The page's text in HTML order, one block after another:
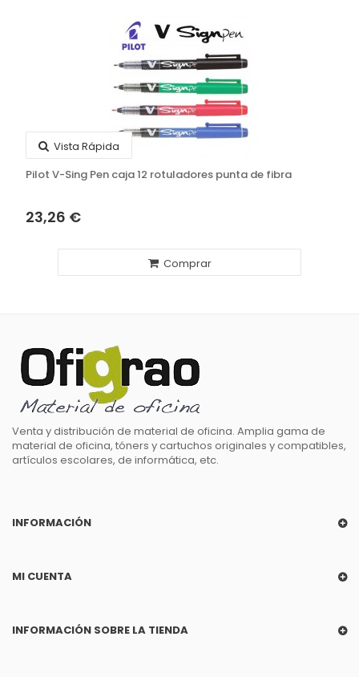
Vista Rápida
Pilot V-Sing Pen caja 12 rotuladores punta de fibra
23,26 €
Comprar
Venta y distribución de material de oficina. Amplia gama de
material de oficina, tóners y cartuchos originales y compatibles,
artículos escolares, de informática, etc.
INFORMACIÓN
MI CUENTA
INFORMACIÓN SOBRE LA TIENDA